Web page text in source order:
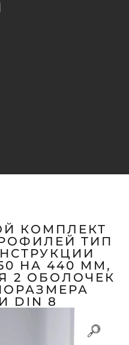
КОМПЛЕКТ
ТИП
НА 440 ММ,
2 ОБОЛОЧЕК
DIN 8